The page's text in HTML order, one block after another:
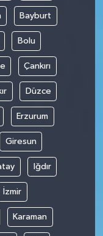
Bayburt
Bolu
Çankırı
Düzce
Erzurum
Giresun
Iğdır
İzmir
Karaman